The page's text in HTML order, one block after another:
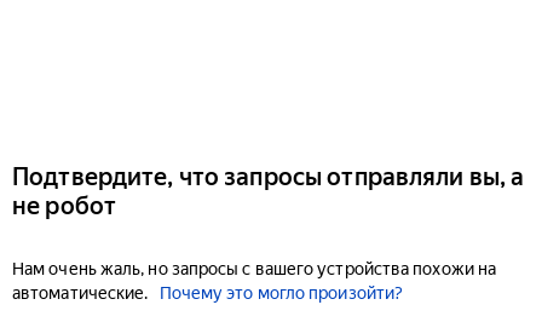
Подтвердите, что запросы отправляли вы, а
не робот
Нам очень жаль, но запросы с вашего устройства похожи на
автоматические.
Почему это могло произойти?